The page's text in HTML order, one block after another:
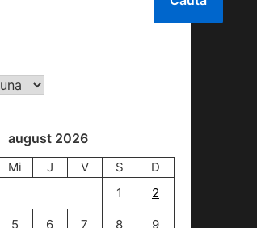
august 2026
Mi J V S
D
1
2
5 6 7 8 9